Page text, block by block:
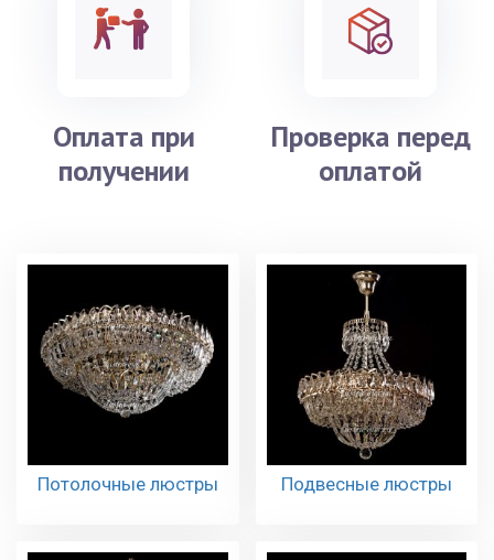
Оплата при
получении
Проверка перед
оплатой
Потолочные люстры Подвесные люстры